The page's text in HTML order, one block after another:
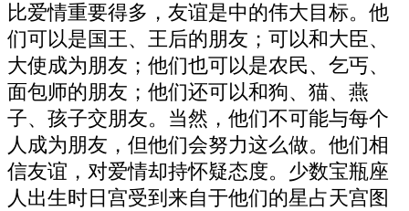
比爱情重要得多，友谊是中的伟大目标。他
们可以是国王、王后的朋友；可以和大臣、
大使成为朋友；他们也可以是农民、乞丐、
面包师的朋友；他们还可以和狗、猫、燕
子、孩子交朋友。当然，他们不可能与每个
人成为朋友，但他们会努力这么做。他们相
信友谊，对爱情却持怀疑态度。少数宝瓶座
人出生时日宫受到来自于他们的星占天宫图